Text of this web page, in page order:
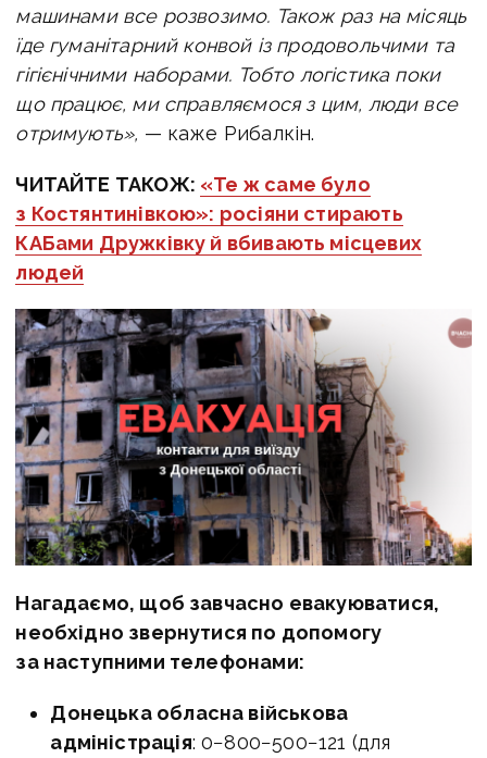
машинами все розвозимо. Також раз на місяць
їде гуманітарний конвой із продовольчими та
гігієнічними наборами. Тобто логістика поки
що працює, ми справляємося з цим, люди все
отримують», — каже Рибалкін.
ЧИТАЙТЕ ТАКОЖ: «Те ж саме було
з Костянтинівкою»: росіяни стирають
КАБами Дружківку й вбивають місцевих
людей
Нагадаємо, щоб завчасно евакуюватися,
необхідно звернутися по допомогу
за наступними телефонами:
Донецька обласна військова
адміністрація: 0−800−500−121 (для